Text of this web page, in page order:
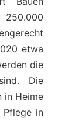
250.000
etwa
die
Die
in Heime
Pflege in